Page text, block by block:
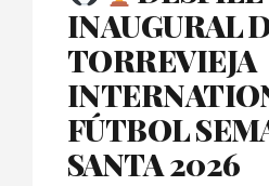
INAUGURAL
TORREVIEJA
FÚTBOL
SANTA 2026